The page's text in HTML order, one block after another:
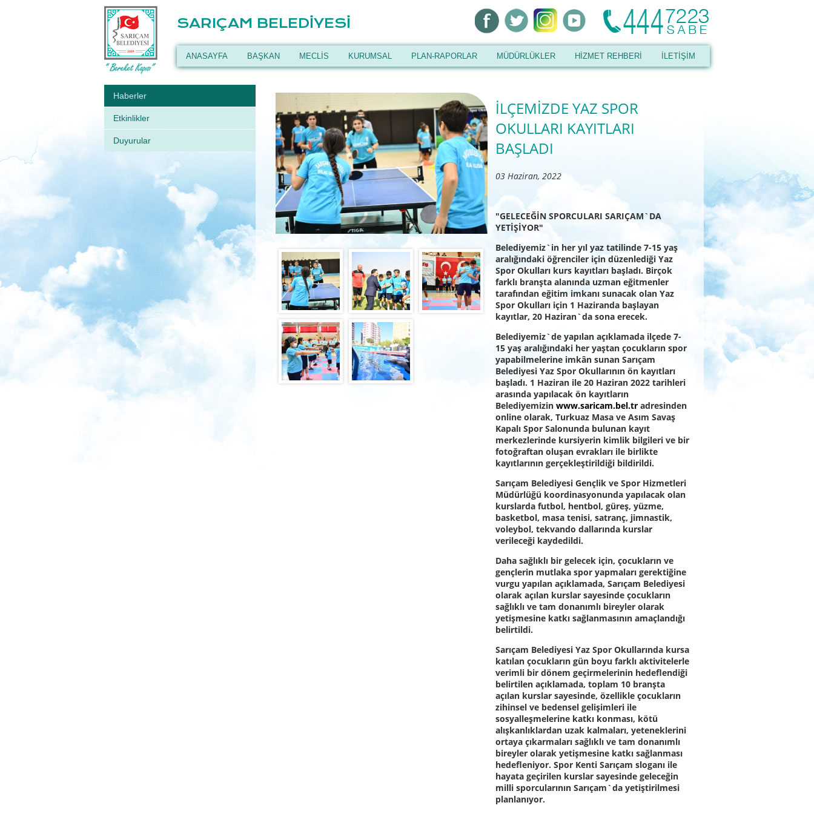
SARIÇAM BELEDİYESİ
ANASAYFA BAŞKAN MECLİS KURUMSAL PLAN-RAPORLAR MÜDÜRLÜKLER HİZMET REHBERİ İLETİŞİM
Haberler
Etkinlikler
Duyurular
İLÇEMİZDE YAZ SPOR
OKULLARI KAYITLARI
BAŞLADI
03 Haziran, 2022
"GELECEĞİN SPORCULARI SARIÇAM`DA
YETİŞİYOR"
Belediyemiz`in her yıl yaz tatilinde 7-15 yaş
aralığındaki öğrenciler için düzenlediği Yaz
Spor Okulları kurs kayıtları başladı. Birçok
farklı branşta alanında uzman eğitmenler
tarafından eğitim imkanı sunacak olan Yaz
Spor Okulları için 1 Haziranda başlayan
kayıtlar, 20 Haziran`da sona erecek.
Belediyemiz`de yapılan açıklamada ilçede 7-
15 yaş aralığındaki her yaştan çocukların spor
yapabilmelerine imkân sunan Sarıçam
Belediyesi Yaz Spor Okullarının ön kayıtları
başladı. 1 Haziran ile 20 Haziran 2022 tarihleri
arasında yapılacak ön kayıtların
Belediyemizin www.saricam.bel.tr adresinden
online olarak, Turkuaz Masa ve Asım Savaş
Kapalı Spor Salonunda bulunan kayıt
merkezlerinde kursiyerin kimlik bilgileri ve bir
fotoğraftan oluşan evrakları ile birlikte
kayıtlarının gerçekleştirildiği bildirildi.
Sarıçam Belediyesi Gençlik ve Spor Hizmetleri
Müdürlüğü koordinasyonunda yapılacak olan
kurslarda futbol, hentbol, güreş, yüzme,
basketbol, masa tenisi, satranç, jimnastik,
voleybol, tekvando dallarında kurslar
verileceği kaydedildi.
Daha sağlıklı bir gelecek için, çocukların ve
gençlerin mutlaka spor yapmaları gerektiğine
vurgu yapılan açıklamada, Sarıçam Belediyesi
olarak açılan kurslar sayesinde çocukların
sağlıklı ve tam donanımlı bireyler olarak
yetişmesine katkı sağlanmasının amaçlandığı
belirtildi.
Sarıçam Belediyesi Yaz Spor Okullarında kursa
katılan çocukların gün boyu farklı aktivitelerle
verimli bir dönem geçirmelerinin hedeflendiği
belirtilen açıklamada, toplam 10 branşta
açılan kurslar sayesinde, özellikle çocukların
zihinsel ve bedensel gelişimleri ile
sosyalleşmelerine katkı konması, kötü
alışkanlıklardan uzak kalmaları, yeteneklerini
ortaya çıkarmaları sağlıklı ve tam donanımlı
bireyler olarak yetişmesine katkı sağlanması
hedefleniyor. Spor Kenti Sarıçam sloganı ile
hayata geçirilen kurslar sayesinde geleceğin
milli sporcularının Sarıçam`da yetiştirilmesi
planlanıyor.